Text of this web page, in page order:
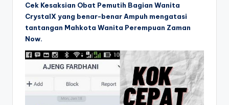
Cek Kesaksian Obat Pemutih Bagian Wanita
CrystalX yang benar-benar Ampuh mengatasi
tantangan Mahkota Wanita Perempuan Zaman
Now.